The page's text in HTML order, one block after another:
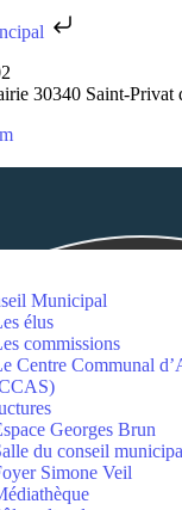
30340 Saint-Privat
Municipal
élus
commissions
Centre Communal
Georges Brun
du conseil
Simone Veil